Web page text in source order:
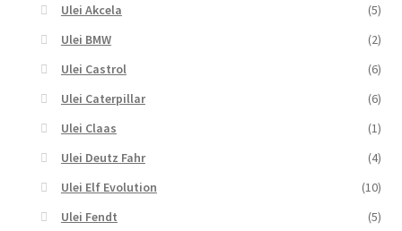
Ulei Akcela
(5)
Ulei BMW
(2)
Ulei Castrol
(6)
Ulei Caterpillar
(6)
Ulei Claas
(1)
Ulei Deutz Fahr
(4)
Ulei Elf Evolution
(10)
Ulei Fendt
(5)